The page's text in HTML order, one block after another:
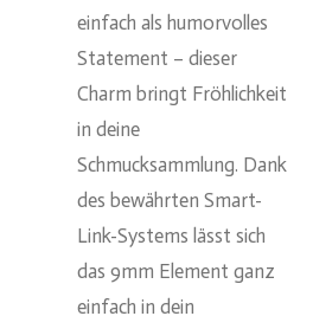
einfach als humorvolles
Statement – dieser
Charm bringt Fröhlichkeit
in deine
Schmucksammlung. Dank
des bewährten Smart-
Link-Systems lässt sich
das 9mm Element ganz
einfach in dein